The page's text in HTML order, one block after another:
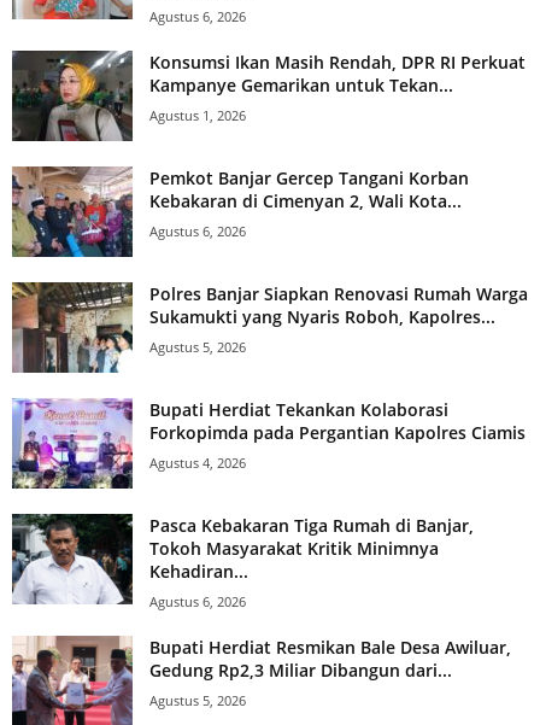
Agustus 6, 2026
Konsumsi Ikan Masih Rendah, DPR RI Perkuat
Kampanye Gemarikan untuk Tekan...
Agustus 1, 2026
Pemkot Banjar Gercep Tangani Korban
Kebakaran di Cimenyan 2, Wali Kota...
Agustus 6, 2026
Polres Banjar Siapkan Renovasi Rumah Warga
Sukamukti yang Nyaris Roboh, Kapolres...
Agustus 5, 2026
Bupati Herdiat Tekankan Kolaborasi
Forkopimda pada Pergantian Kapolres Ciamis
Agustus 4, 2026
Pasca Kebakaran Tiga Rumah di Banjar,
Tokoh Masyarakat Kritik Minimnya
Kehadiran...
Agustus 6, 2026
Bupati Herdiat Resmikan Bale Desa Awiluar,
Gedung Rp2,3 Miliar Dibangun dari...
Agustus 5, 2026